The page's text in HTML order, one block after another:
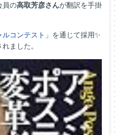
員の高取芳彦さんが翻訳を手掛
ルコンテスト 」を通じて採用✨
ました。